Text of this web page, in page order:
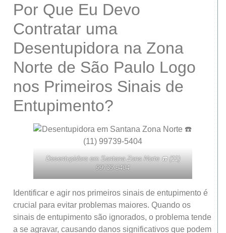
Por Que Eu Devo
Contratar uma
Desentupidora na Zona
Norte de São Paulo Logo
nos Primeiros Sinais de
Entupimento?
Desentupidora em Santana Zona Norte ☎️ (11)
99739-5404
Identificar e agir nos primeiros sinais de entupimento é
crucial para evitar problemas maiores. Quando os
sinais de entupimento são ignorados, o problema tende
a se agravar, causando danos significativos que podem